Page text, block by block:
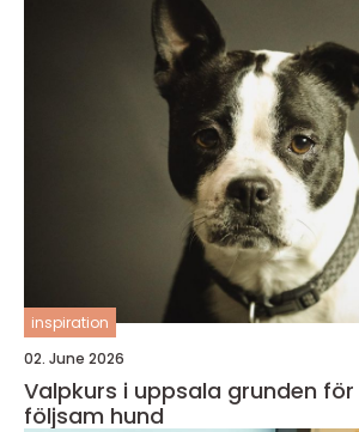
inspiration
02. June 2026
Valpkurs i uppsala grunden för en trygg och
följsam hund